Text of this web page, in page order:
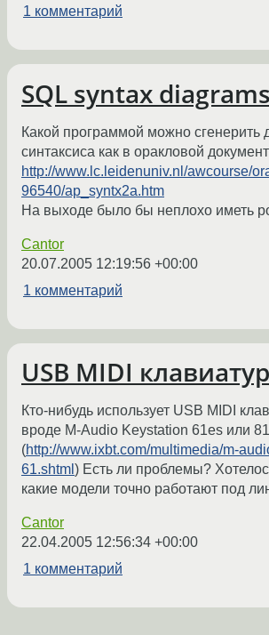
1 комментарий
SQL syntax diagrams
Какой программой можно сгенерить
синтаксиса как в оракловой
http://www.lc.leidenuniv.nl/awcourse/
96540/ap_syntx2a.htm
На выходе было бы неплохо иметь
Cantor
20.07.2005 12:19:56 +00:00
1 комментарий
USB MIDI
Кто-нибудь использует USB MIDI
вроде M-Audio Keystation 61es или
(http://www.ixbt.com/multimedia/m-
61.shtml ) Есть ли проблемы?
какие модели точно работают под
Cantor
22.04.2005 12:56:34 +00:00
1 комментарий